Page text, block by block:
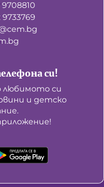
си!
любимото си
и детско
9708810
9733769